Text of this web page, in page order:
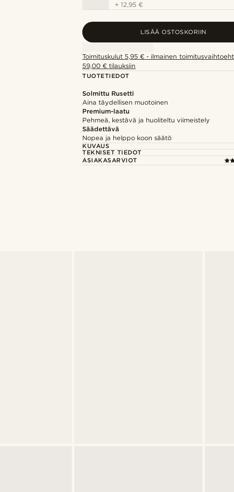
+12,95 €
LISÄÄ OSTOSKORIIN
Toimituskulut 5,95 € - ilmainen
59,00 € tilauksiin
TUOTETIEDOT
Solmittu Rusetti
Aina täydellisen muotoinen
Premium-laatu
Pehmeä, kestävä ja huoliteltu viimeistely
Säädettävä
Nopea ja helppo koon säätö
KUVAUS
TEKNISET TIEDOT
ASIAKASARVIOT